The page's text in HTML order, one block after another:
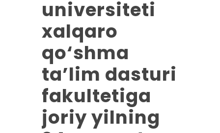
universiteti
xalqaro
qo‘shma
ta’lim dasturi
fakultetiga
joriy yilning